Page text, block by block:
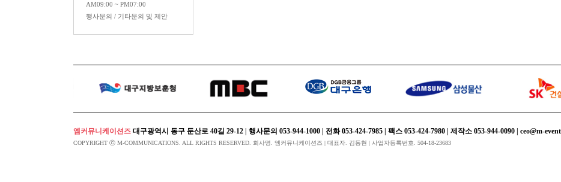
AM09:00 ~ PM07:00
행사문의 / 기타문의 및 제안
엠커뮤니케이션즈 대구광역시 동구 둔산로 40길 29-12 | 행사문의 053-944-1000 | 전화 053-424-7985 | 팩스 053-424-7980 | 제작소 053-944-0090 | ceo@m-
COPYRIGHT ⓒ M-COMMUNICATIONS. ALL RIGHTS RESERVED. 회사명. 엠커뮤니케이션즈 | 대표자. 김동현 | 사업자등록번호. 504-18-23683